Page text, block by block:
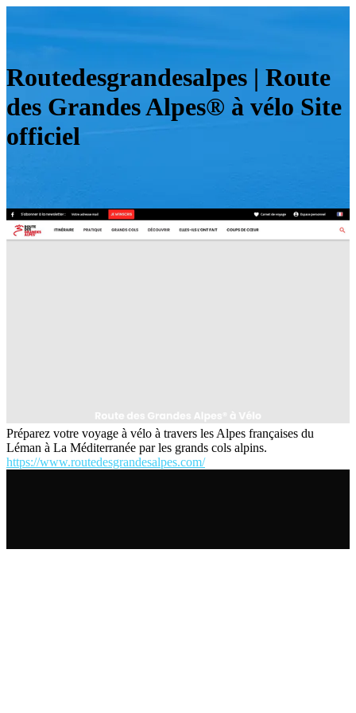
Routedesgrandesalpes | Route
des Grandes Alpes® à vélo Site
officiel
Préparez votre voyage à vélo à travers les Alpes françaises du
Léman à La Méditerranée par les grands cols alpins.
https://www.routedesgrandesalpes.com/